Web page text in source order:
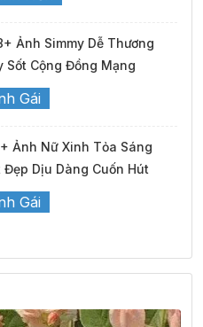
Ảnh Simmy Dễ Thương
Sốt Cộng Đồng Mạng
Gái
Ảnh Nữ Xinh Tỏa Sáng
Đẹp Dịu Dàng Cuốn Hút
Gái